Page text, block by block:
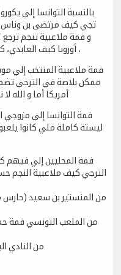
بالنسبة التوانسا إلي
تجي كيف مرتضى بن وناس،
و فمة ملاعبية تنجم
أوروبا كيف العابدي، كشريدة، المثلوثي، غومة، بڨير، الجلاصي ،
فمة ملاعبية المنتخب إلي
أمريكا أما و
فمة التوانسا إلي
ليستة كاملة ملي كانوا
فمة المحليين إلي فيهم
الترجي كيف ملاعبية النجم
من المنستير بن سعيد
من الملعب التونسي فمة
من النادي